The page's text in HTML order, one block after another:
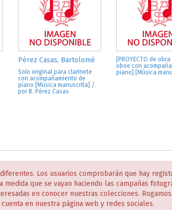
Pérez Casas, Bartolomé
Solo original para clarinete
con acompañamiento de
piano [Música manuscrita] /
por B. Pérez Casas.
[PROYECTO de
oboe con
piano] [Música
Los usuarios comprobarán que hay
que se vayan haciendo las campañas
en conocer nuestras colecciones.
en nuestra página web y redes sociales.